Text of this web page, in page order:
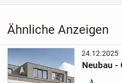
Ähnliche Anzeigen
24.12.2025
Neubau -